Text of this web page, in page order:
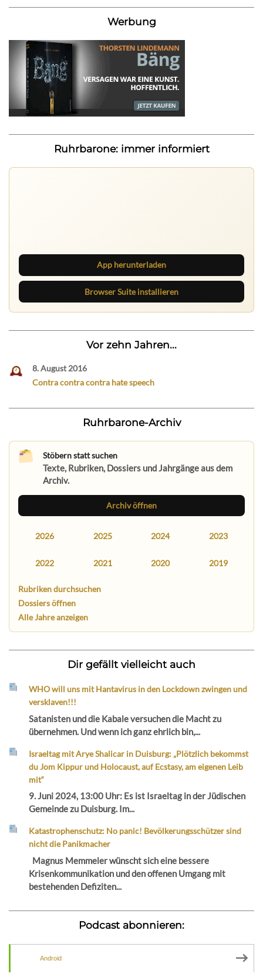
Werbung
Ruhrbarone: immer informiert
App herunterladen
Browser Suite installieren
Vor zehn Jahren...
8. August 2016
Contra contra contra hate speech
Ruhrbarone-Archiv
Stöbern statt suchen
Texte, Rubriken, Dossiers und Jahrgänge aus dem
Archiv.
Archiv öffnen
2026 2025 2024 2023
2022 2021 2020 2019
Rubriken durchsuchen
Dossiers öffnen
Alle Jahre anzeigen
Dir gefällt vielleicht auch
WHO will uns mit Hantavirus in den Lockdown zwingen und
versklaven!!!
Satanisten und die Kabale versuchen die Macht zu
übernehmen. Und wenn ich ganz ehrlich bin,...
Israeltag mit Arye Shalicar in Duisburg: „Plötzlich bekommst
du Jom Kippur und Holocaust, auf Ecstasy, am eigenen Leib
mit“
9. Juni 2024, 13:00 Uhr: Es ist Israeltag in der Jüdischen
Gemeinde zu Duisburg. Im...
Katastrophenschutz: No panic! Bevölkerungsschützer sind
nicht die Panikmacher
Magnus Memmeler wünscht sich eine bessere
Krisenkommunikation und den offenen Umgang mit
bestehenden Defiziten...
Podcast abonnieren:
Android